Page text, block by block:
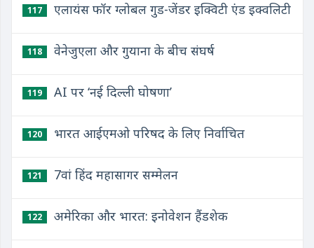
117 एलायंस फॉर ग्लोबल गुड-जेंडर इक्विटी एंड इक्वलिटी
118 वेनेजुएला और गुयाना के बीच संघर्ष
119 AI पर ‘नई दिल्ली घोषणा’
120 भारत आईएमओ परिषद के लिए निर्वाचित
121 7वां हिंद महासागर सम्मेलन
122 अमेरिका और भारत: इनोवेशन हैंडशेक